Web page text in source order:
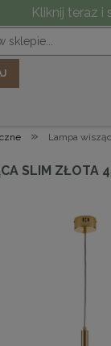
Kliknij teraz i
» Lampa
SLIM ZŁOTA